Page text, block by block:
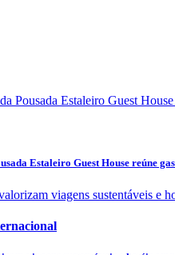
Estaleiro Guest House reúne